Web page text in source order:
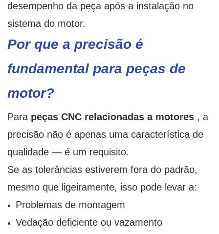
desempenho da peça após a instalação no
sistema do motor.
Por que a precisão é
fundamental para peças de
motor?
Para peças CNC relacionadas a motores , a
precisão não é apenas uma característica de
qualidade — é um requisito.
Se as tolerâncias estiverem fora do padrão,
mesmo que ligeiramente, isso pode levar a:
Problemas de montagem
Vedação deficiente ou vazamento